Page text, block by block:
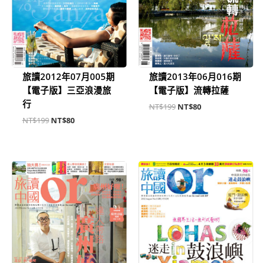
旅讀2012年07月005期
【電子版】三亞浪漫旅
行
NT$199 NT$80
旅讀2013年06月016期
【電子版】流轉拉薩
NT$199 NT$80
原
始
價
格：
NT$199。
目
前
價
格：
NT$80。
原
始
價
格：
目
前
價
格：
NT$80。